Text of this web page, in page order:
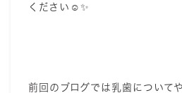
ください☺️✨
前回のブログでは乳歯について